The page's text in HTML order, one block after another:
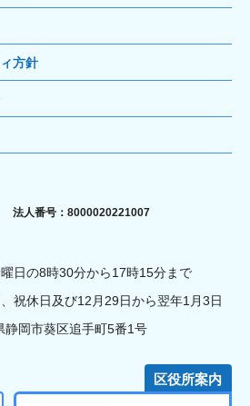
方針
静岡市
法人番号：8000020221007
日の8時30分から17時15分まで
祝休日及び12月29日から翌年1月3日
岡市葵区追手町5番1号
区役所案内